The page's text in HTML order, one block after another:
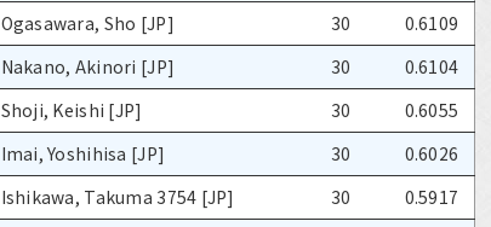
Ogasawara, Sho [JP] 30
0.6109
Nakano, Akinori [JP] 30
0.6104
Shoji, Keishi [JP] 30
0.6055
Imai, Yoshihisa [JP] 30
0.6026
Ishikawa, Takuma 3754 [JP] 30
0.5917